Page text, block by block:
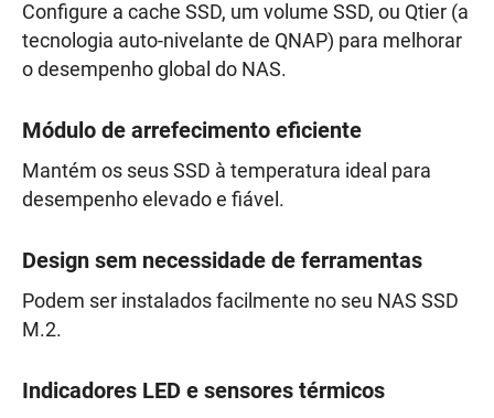
Configure a cache SSD, um volume SSD, ou Qtier (a
tecnologia auto-nivelante de QNAP) para melhorar
o desempenho global do NAS.
Módulo de arrefecimento eficiente
Mantém os seus SSD à temperatura ideal para
desempenho elevado e fiável.
Design sem necessidade de ferramentas
Podem ser instalados facilmente no seu NAS SSD
M.2.
Indicadores LED e sensores térmicos